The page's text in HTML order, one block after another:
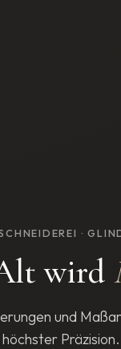
·
wird
und
Präzision.